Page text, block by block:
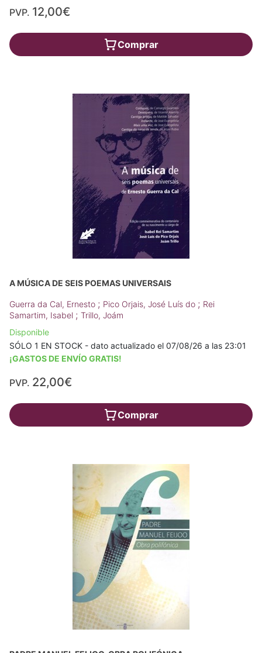
PVP. 12,00€
Comprar
A MÚSICA DE SEIS POEMAS UNIVERSAIS
Guerra da Cal, Ernesto ; Pico Orjais, José Luís do ; Rei
Samartim, Isabel ; Trillo, Joám
Disponible
SÓLO 1 EN STOCK - dato actualizado el 07/08/26 a las 23:01
¡GASTOS DE ENVÍO GRATIS!
PVP. 22,00€
Comprar